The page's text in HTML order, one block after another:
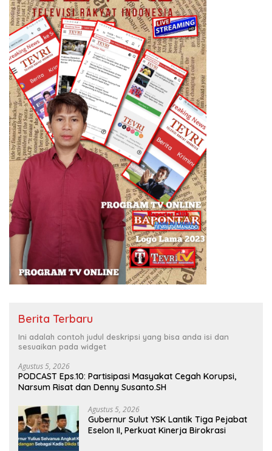
Berita Terbaru
Ini adalah contoh judul deskripsi yang bisa anda isi dan
sesuaikan pada widget
Agustus 5, 2026
PODCAST Eps.10: Partisipasi Masyakat Cegah Korupsi,
Narsum Risat dan Denny Susanto.SH
Agustus 5, 2026
Gubernur Sulut YSK Lantik Tiga Pejabat
Eselon II, Perkuat Kinerja Birokrasi